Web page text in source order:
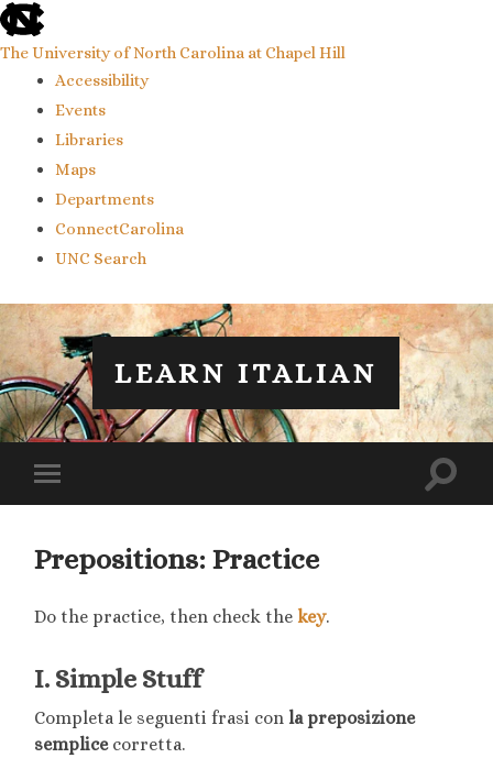
skip
to
the
utility
The University of North Carolina at Chapel Hill
Accessibility
Events
Libraries
Maps
Departments
ConnectCarolina
UNC Search
skip
to
main
LEARN ITALIAN
Toggle
mobile
Toggle
Prepositions: Practice
Do the practice, then check the key.
I. Simple Stuff
Completa le seguenti frasi con la preposizione
semplicecorretta.